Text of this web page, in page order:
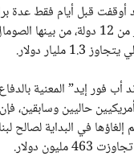
أوقفت قبل أيام فقط عدة
منقذة للحياة في أكثر من 12 دولة، من
مليار دولار.
فور إيد” المعنية
حاليين وسابقين،
إلغاؤها في البداية لصالح
دولار.